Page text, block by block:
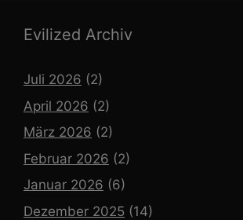
Evilized Archiv
Juli 2026 (2)
April 2026 (2)
März 2026 (2)
Februar 2026 (2)
Januar 2026 (6)
Dezember 2025 (14)